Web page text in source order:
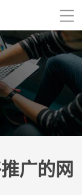
广的网